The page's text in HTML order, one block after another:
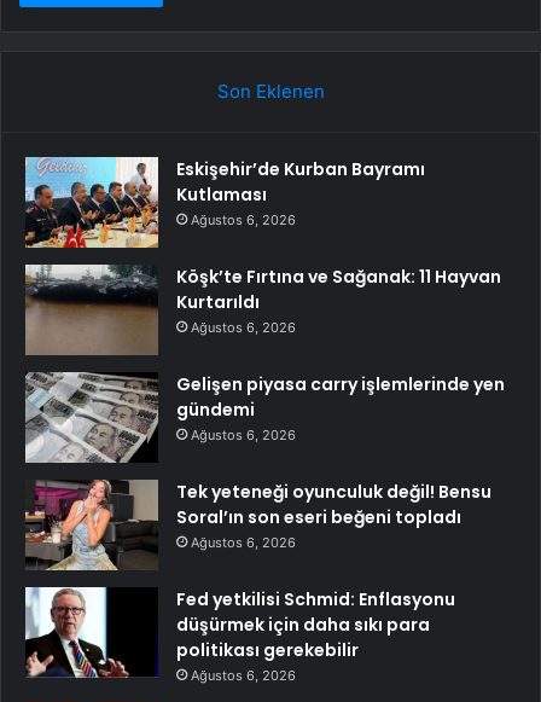
Son Eklenen
Eskişehir’de Kurban Bayramı
Kutlaması
Ağustos 6, 2026
Köşk’te Fırtına ve Sağanak: 11 Hayvan
Kurtarıldı
Ağustos 6, 2026
Gelişen piyasa carry işlemlerinde yen
gündemi
Ağustos 6, 2026
Tek yeteneği oyunculuk değil! Bensu
Soral’ın son eseri beğeni topladı
Ağustos 6, 2026
Fed yetkilisi Schmid: Enflasyonu
düşürmek için daha sıkı para
politikası gerekebilir
Ağustos 6, 2026